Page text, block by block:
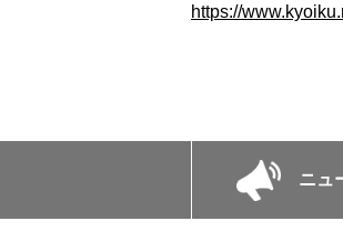
https://
ニュ